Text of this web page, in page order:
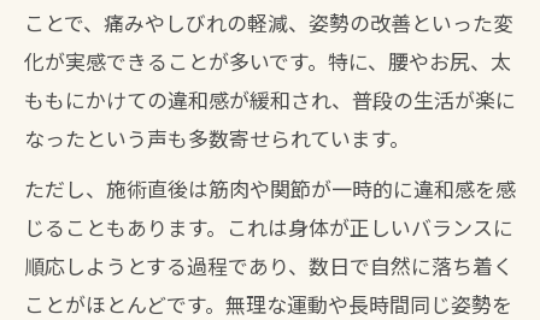
ことで、痛みやしびれの軽減、姿勢の改善といった変
化が実感できることが多いです。特に、腰やお尻、太
ももにかけての違和感が緩和され、普段の生活が楽に
なったという声も多数寄せられています。
ただし、施術直後は筋肉や関節が一時的に違和感を感
じることもあります。これは身体が正しいバランスに
順応しようとする過程であり、数日で自然に落ち着く
ことがほとんどです。無理な運動や長時間同じ姿勢を